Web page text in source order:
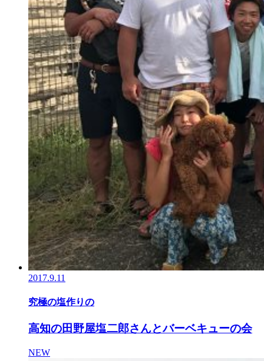
2017.9.11
究極の塩作りの
高知の田野屋塩二郎さんとバーベキューの会
NEW